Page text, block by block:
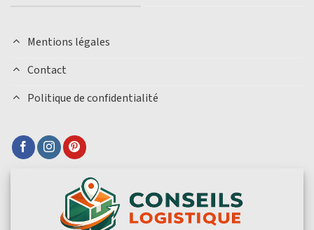
Mentions légales
Contact
Politique de confidentialité